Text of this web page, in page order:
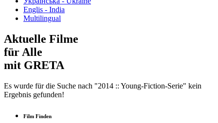
Englis - India
Multilingual
Aktuelle Filme
für Alle
mit GRETA
Es wurde für die Suche nach "2014 :: Young-Fiction-Serie" kein
Ergebnis gefunden!
Film Finden